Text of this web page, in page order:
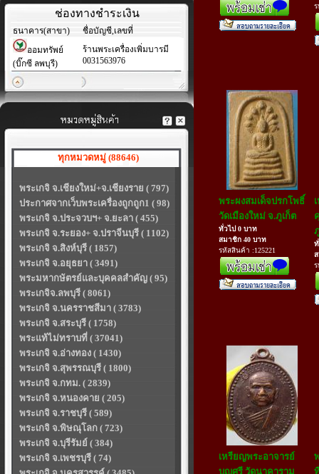
ช่องทางชำระเงิน
ธนาคาร(สาขา)
ชื่อบัญชี,เลขที่
ออมทรัพย์
(บิ๊กซี ลพบุรี)
ร้านพระเครื่องเพิ่มบารมี
0031563976
ทุกหมวดหมู่ (88646)
พระเกจิ จ.เชียงใหม่+จ.เชียงราย ( 797)
ประกาศจากเว็บพระเครื่องถูกถูก1 ( 98)
พระเกจิ จ.ประจวบฯ+ จ.ยะลา ( 455)
พระเกจิ จ.ระยอง+ จ.ปราจีนบุรี ( 1102)
พระเกจิ จ.สิงห์บุรี ( 1857)
พระเกจิ จ.อยุธยา ( 3491)
พระมหากษัตรย์และบุคคลสำคัญ ( 95)
พระเกจิจ.ลพบุรี ( 8061)
พระเกจิ จ.นครราชสีมา ( 3783)
พระเกจิ จ.สระบุรี ( 1758)
พระแท้ไม่ทราบที่ ( 37041)
พระเกจิ จ.อ่างทอง ( 1430)
พระเกจิ จ.สุพรรณบุรี ( 1800)
พระเกจิ จ.กทม. ( 2839)
พระเกจิ จ.หนองคาย ( 205)
พระเกจิ จ.ราชบุรี ( 589)
พระเกจิ จ.พิษณุโลก ( 723)
พระเกจิ จ.บุรีรัมย์ ( 384)
พระเกจิ จ.เพชรบุรี ( 74)
พระผงสมเด็จปรกโพธิ์
วัดเมืองใหม่ จ.ภูเก็ต
ทั่วไป 0 บาท
สมาชิก 40 บาท
รหัสสินค้า :125221
เหรียญพระอาจารย์
บุญศรี วัดนาคาราม